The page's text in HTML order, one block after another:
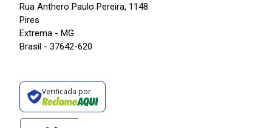
Rua Anthero Paulo Pereira, 1148
Pires
Extrema - MG
Brasil - 37642-620
Verificada por